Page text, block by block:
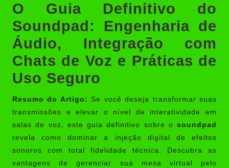
O Guia Definitivo do
Soundpad: Engenharia de
Áudio, Integração com
Chats de Voz e Práticas de
Uso Seguro
Resumo do Artigo: Se você deseja transformar suas
transmissões e elevar o nível de interatividade em
salas de voz, este guia definitivo sobre o soundpad
revela como dominar a injeção digital de efeitos
sonoros com total fidelidade técnica. Descubra as
vantagens de gerenciar sua mesa virtual pelo